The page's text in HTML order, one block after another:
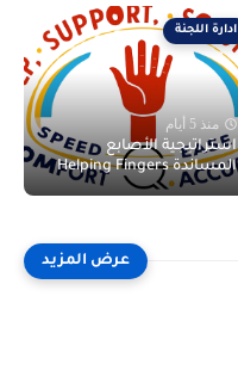
ادارة اللجنة
منذ 5 أيام
استراتيجية الأصابع
المساندة Helping Fingers